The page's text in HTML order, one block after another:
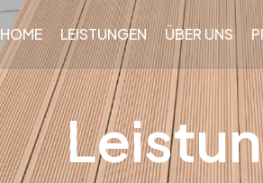
HOME LEISTUNGEN ÜBER UNS